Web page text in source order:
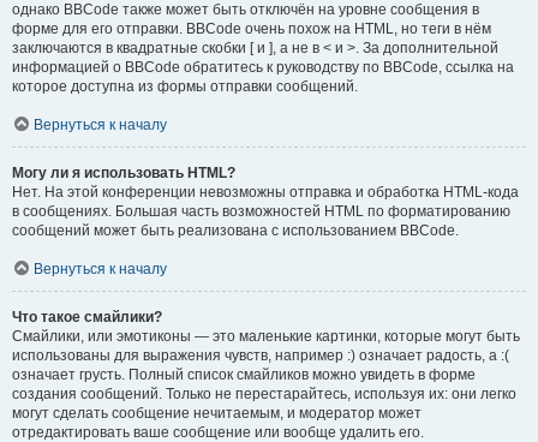
однако BBCode также может быть отключён на уровне сообщения в
форме для его отправки. BBCode очень похож на HTML, но теги в нём
заключаются в квадратные скобки [ и ], а не в < и >. За дополнительной
информацией о BBCode обратитесь к руководству по BBCode, ссылка на
которое доступна из формы отправки сообщений.
Вернуться к началу
Могу ли я использовать HTML?
Нет. На этой конференции невозможны отправка и обработка HTML-кода
в сообщениях. Большая часть возможностей HTML по форматированию
сообщений может быть реализована с использованием BBCode.
Вернуться к началу
Что такое смайлики?
Смайлики, или эмотиконы — это маленькие картинки, которые могут быть
использованы для выражения чувств, например :) означает радость, а :(
означает грусть. Полный список смайликов можно увидеть в форме
создания сообщений. Только не перестарайтесь, используя их: они легко
могут сделать сообщение нечитаемым, и модератор может
отредактировать ваше сообщение или вообще удалить его.